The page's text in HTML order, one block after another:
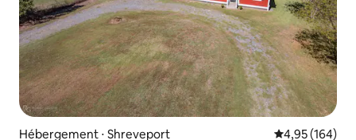
Hébergement ⋅ Shreveport Évaluation
4,95 (164)